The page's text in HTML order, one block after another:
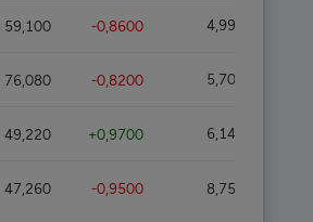
59,100 -0,8600 4,99
76,080 -0,8200 5,70
49,220 +0,9700 6,14
47,260 -0,9500 8,75